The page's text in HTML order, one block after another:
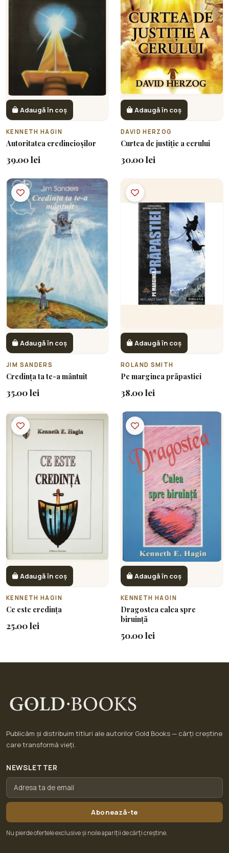
Adaugă în coș
KENNETH HAGIN
Autoritatea credincioșilor
39.00 lei
Adaugă în coș
DAVID HERZOG
Curtea de justiție a cerului
30.00 lei
Adaugă în coș
JIM SANDERS
Credința ta te-a mântuit
35.00 lei
Adaugă în coș
ROLAND SMITH
Pe marginea prăpastiei
38.00 lei
Adaugă în coș
KENNETH HAGIN
Ce este credința
25.00 lei
Adaugă în coș
KENNETH HAGIN
Dragostea calea spre
biruință
50.00 lei
Publicăm și distribuim titluri ale autorilor Gold Books — cărți creștine
care transformă vieți.
NEWSLETTER
Abonează-te
Nu pierde ofertele exclusive și noile apariții de cărți creștine.